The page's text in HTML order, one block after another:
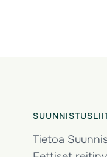
Tietoa